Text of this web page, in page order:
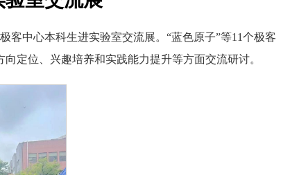
客中心本科生进实验室交流展。“蓝色原子”等11个极客
定位、兴趣培养和实践能力提升等方面交流研讨。